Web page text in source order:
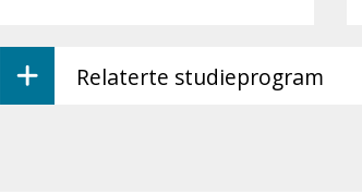
Relaterte studieprogram